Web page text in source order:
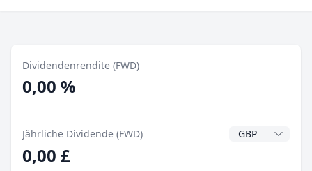
Dividendenrendite (FWD)
0,00 %
Jährliche Dividende (FWD)
0,00 £